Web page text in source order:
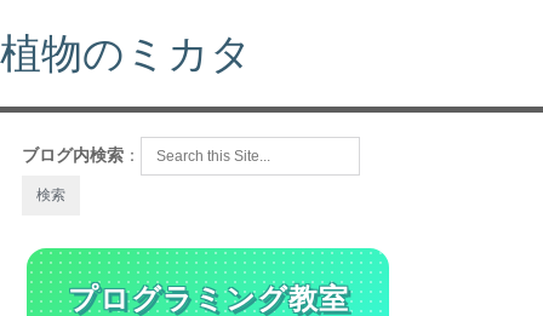
植物のミカタ
ブログ内検索 ：
プログラミング教室